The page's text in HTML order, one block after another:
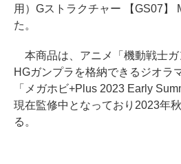
用）Gストラクチャー 【GS07】
た。
本商品は、アニメ「機動戦士ガ
HGガンプラを格納できるジオラ
「メガホビ+Plus 2023 Early
現在監修中となっており2023年
る。